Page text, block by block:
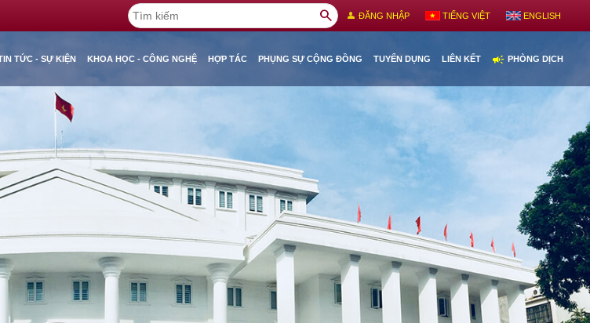
search person ĐĂNG NHẬP TIẾNG VIỆT ENGLISH
TỨC - SỰ KIỆN KHOA HỌC - CÔNG NGHỆ HỢP TÁC PHỤNG SỰ CỘNG ĐỒNG TUYỂN DỤNG LIÊN KẾT campaign PHÒNG DỊCH